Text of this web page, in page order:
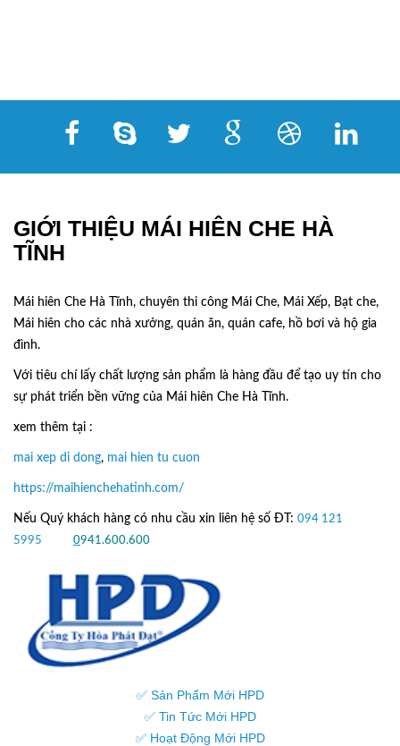
GIỚI THIỆU MÁI HIÊN CHE HÀ
TĨNH
Mái hiên Che Hà Tĩnh, chuyên thi công Mái Che, Mái Xếp, Bạt che,
Mái hiên cho các nhà xưởng, quán ăn, quán cafe, hồ bơi và hộ gia
đình.
Với tiêu chí lấy chất lượng sản phẩm là hàng đầu để tạo uy tín cho
sự phát triển bền vững của Mái hiên Che Hà Tĩnh.
xem thêm tại :
mai xep di dong, mai hien tu cuon
https://maihienchehatinh.com/
Nếu Quý khách hàng có nhu cầu xin liên hệ số ĐT: 094 121
5995
0941.600.600
✅ Sản Phẩm Mới HPD
✅ Tin Tức Mới HPD
✅ Hoạt Động Mới HPD